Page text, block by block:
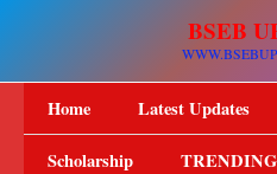
BSEB
Home Latest Updates
Scholarship